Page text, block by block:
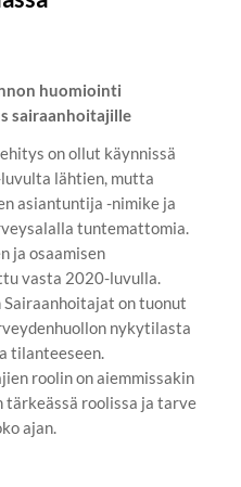
huomiointi
sairaanhoitajille
on ollut käynnissä
lähtien, mutta
asiantuntija -nimike ja
tuntemattomia.
ja osaamisen
vasta 2020-luvulla.
Sairaanhoitajat on tuonut
nykytilasta
tilanteeseen.
roolin on aiemmissakin
roolissa ja tarve
ajan.